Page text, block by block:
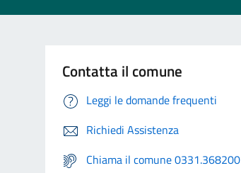
Contatta il comune
Leggi le domande frequenti
Richiedi Assistenza
Chiama il comune 0331.368200